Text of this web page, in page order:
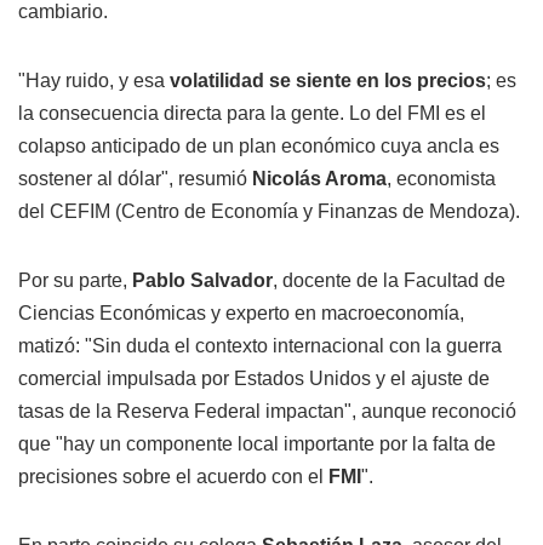
cambiario.
"Hay ruido, y esa volatilidad se siente en los precios; es
la consecuencia directa para la gente. Lo del FMI es el
colapso anticipado de un plan económico cuya ancla es
sostener al dólar", resumió Nicolás Aroma, economista
del CEFIM (Centro de Economía y Finanzas de Mendoza).
Por su parte, Pablo Salvador, docente de la Facultad de
Ciencias Económicas y experto en macroeconomía,
matizó: "Sin duda el contexto internacional con la guerra
comercial impulsada por Estados Unidos y el ajuste de
tasas de la Reserva Federal impactan", aunque reconoció
que "hay un componente local importante por la falta de
precisiones sobre el acuerdo con el
FMI ".